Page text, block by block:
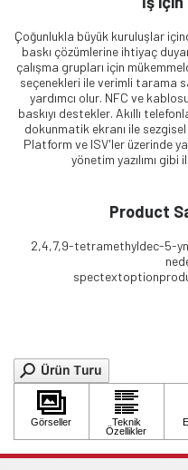
Çoğunlukla büyük kuruluşlar
baskı çözümlerine ihtiyaç
çalışma grupları için
seçenekleri ile verimli tarama
yardımcı olur. NFC ve
baskıyı destekler. Akıllı
dokunmatik ekranı ile
Platform ve ISV'ler üzerinde
yönetim yazılımı
Product
2,4,7,9-tetramethyldec-5-